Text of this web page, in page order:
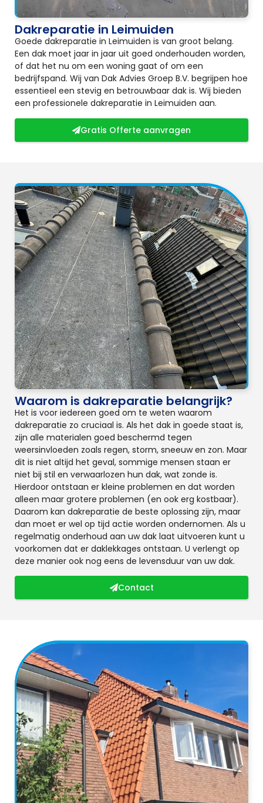
Dakreparatie in Leimuiden
Goede dakreparatie in Leimuiden is van groot belang.
Een dak moet jaar in jaar uit goed onderhouden worden,
of dat het nu om een woning gaat of om een
bedrijfspand. Wij van Dak Advies Groep B.V. begrijpen hoe
essentieel een stevig en betrouwbaar dak is. Wij bieden
een professionele dakreparatie in Leimuiden aan.
Gratis Offerte aanvragen
Waarom is dakreparatie belangrijk?
Het is voor iedereen goed om te weten waarom
dakreparatie zo cruciaal is. Als het dak in goede staat is,
zijn alle materialen goed beschermd tegen
weersinvloeden zoals regen, storm, sneeuw en zon. Maar
dit is niet altijd het geval, sommige mensen staan er
niet bij stil en verwaarlozen hun dak, wat zonde is.
Hierdoor ontstaan er kleine problemen en dat worden
alleen maar grotere problemen (en ook erg kostbaar).
Daarom kan dakreparatie de beste oplossing zijn, maar
dan moet er wel op tijd actie worden ondernomen. Als u
regelmatig onderhoud aan uw dak laat uitvoeren kunt u
voorkomen dat er daklekkages ontstaan. U verlengt op
deze manier ook nog eens de levensduur van uw dak.
Contact